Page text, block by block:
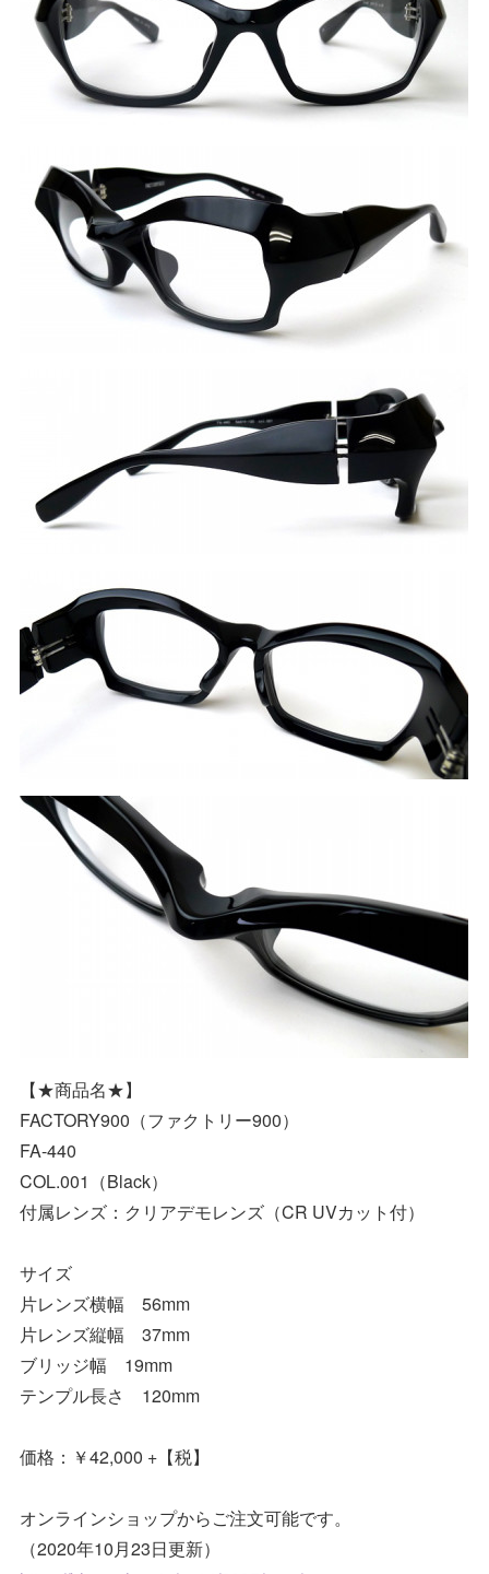
【★商品名★】
FACTORY900（ファクトリー900）
FA-440
COL.001（Black）
付属レンズ：クリアデモレンズ（CR UVカット付）
サイズ
片レンズ横幅 56mm
片レンズ縦幅 37mm
ブリッジ幅 19mm
テンプル長さ 120mm
価格：￥42,000 +【税】
オンラインショップからご注文可能です。
（2020年10月23日更新）